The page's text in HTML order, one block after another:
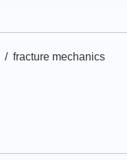
fracture mechanics